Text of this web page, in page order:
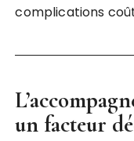
complications
un facteur